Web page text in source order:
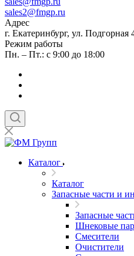
sales2@fmgp.ru
Адрес
г. Екатеринбург, ул. Подгорная
Режим работы
Пн. – Пт.: с 9:00 до 18:00
Каталог
Каталог
Запасные части и
Запасные
Шнековые
Смесители
Очистители